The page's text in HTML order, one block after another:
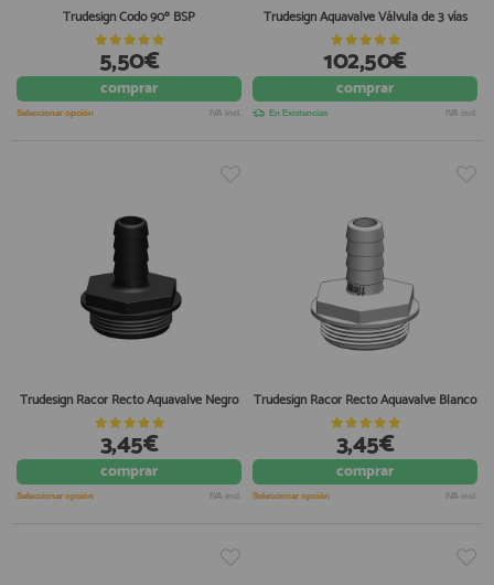
Trudesign Codo 90º BSP
5,50€
comprar
Seleccionar opción IVA incl.
Trudesign Aquavalve Válvula de 3 vías
102,50€
comprar
En Existencias IVA incl.
Trudesign Racor Recto Aquavalve Negro
3,45€
comprar
Seleccionar opción IVA incl.
Trudesign Racor Recto Aquavalve Blanco
3,45€
comprar
Seleccionar opción IVA incl.